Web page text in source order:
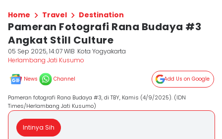
Home Travel Destination
Pameran Fotografi Rana Budaya #3
Angkat Still Culture
05 Sep 2025, 14:07 WIB Kota Yogyakarta
Herlambang Jati Kusumo
News Channel Add Us on Google
Pameran fotografi Rana Budaya #3, di TBY, Kamis (4/9/2025). (IDN
Times/Herlambang Jati Kusumo)
Intinya Sih